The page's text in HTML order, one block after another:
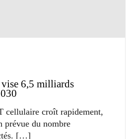
6,5 milliards
cellulaire croît rapidement,
prévue du nombre